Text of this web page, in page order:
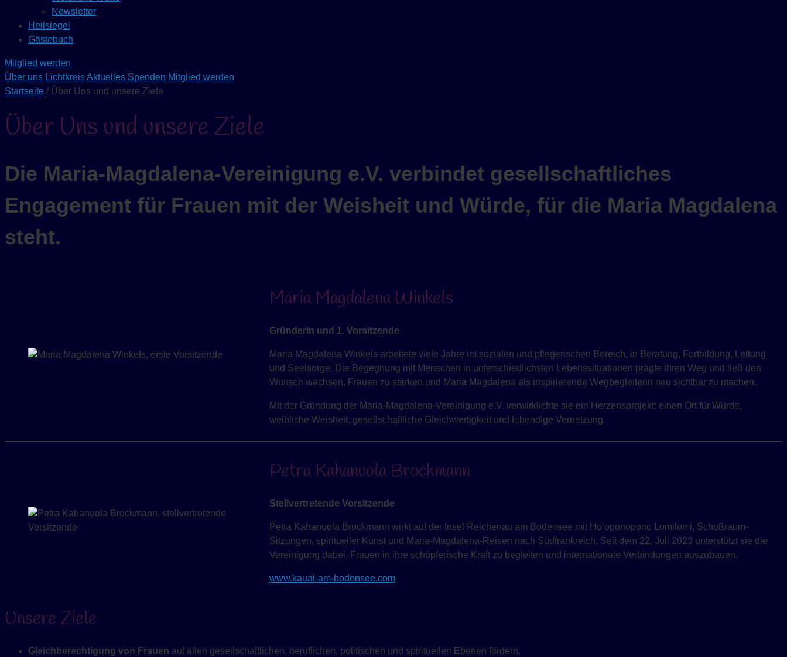
Newsletter
Heilsiegel
Gästebuch
Mitglied werden
Über uns LichtkreisAktuelles Spenden Mitglied werden
Startseite / Über Uns und unsere Ziele
Über Uns und unsere Ziele
Die Maria-Magdalena-Vereinigung e.V. verbindet gesellschaftliches
Engagement für Frauen mit der Weisheit und Würde, für die Maria Magdalena
steht.
Maria Magdalena Winkels
Gründerin und 1. Vorsitzende
Maria Magdalena Winkels arbeitete viele Jahre im sozialen und pflegerischen Bereich, in Beratung, Fortbildung, Leitung
und Seelsorge. Die Begegnung mit Menschen in unterschiedlichsten Lebenssituationen prägte ihren Weg und ließ den
Wunsch wachsen, Frauen zu stärken und Maria Magdalena als inspirierende Wegbegleiterin neu sichtbar zu machen.
Mit der Gründung der Maria-Magdalena-Vereinigung e.V. verwirklichte sie ein Herzensprojekt: einen Ort für Würde,
weibliche Weisheit, gesellschaftliche Gleichwertigkeit und lebendige Vernetzung.
Petra Kahanuola Brockmann
Stellvertretende Vorsitzende
Petra Kahanuola Brockmann wirkt auf der Insel Reichenau am Bodensee mit Ho’oponopono Lomilomi, Schoßraum-
Sitzungen, spiritueller Kunst und Maria-Magdalena-Reisen nach Südfrankreich. Seit dem 22. Juli 2023 unterstützt sie die
Vereinigung dabei, Frauen in ihre schöpferische Kraft zu begleiten und internationale Verbindungen auszubauen.
www.kauai-am-bodensee.com
Unsere Ziele
Gleichberechtigung von Frauen auf allen gesellschaftlichen, beruflichen, politischen und spirituellen Ebenen fördern.